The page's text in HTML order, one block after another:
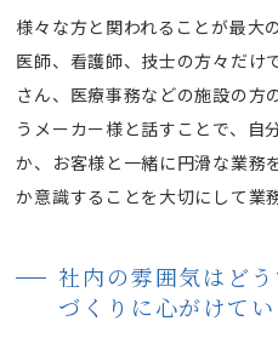
様々な方と関われることが最大
医師、看護師、技士の方々だけ
さん、医療事務などの施設の方
うメーカー様と話すことで、自
か、お客様と一緒に円滑な業務
か意識することを大切にして業
社内の雰囲気はど
づくりに心がけて